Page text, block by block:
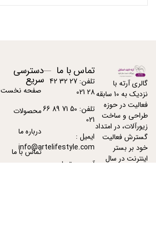
گالری آرته با
نزدیک به 10 سابقه
فعالیت در حوزه
طراحی و ساخت
زیورآلات، در امتداد
گسترش فعالیت
خود بر بستر
اینترنت در سال
تماس با ما
تلفن: 27 32 42
28 021
تلفن: 50 71 89 66
021
ایمیل :
info@artelifestyle.com
آدرس : تهران -
دسترسی
سریع
صفحه نخست
محصولات
درباره ما
تماس با ما